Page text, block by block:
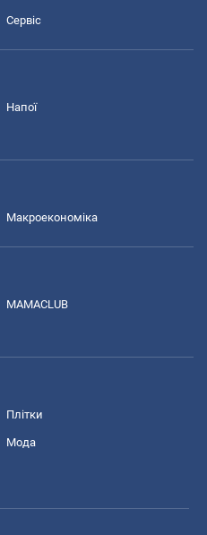
Сервіс
Напої
Макроекономіка
MAMACLUB
Плітки
Мода